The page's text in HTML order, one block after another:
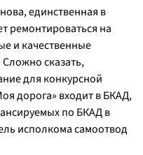
единственная в
ремонтироваться на
и качественные
сказать,
для конкурсной
дорога» входит в БКАД,
по БКАД в
исполкома самоотвод